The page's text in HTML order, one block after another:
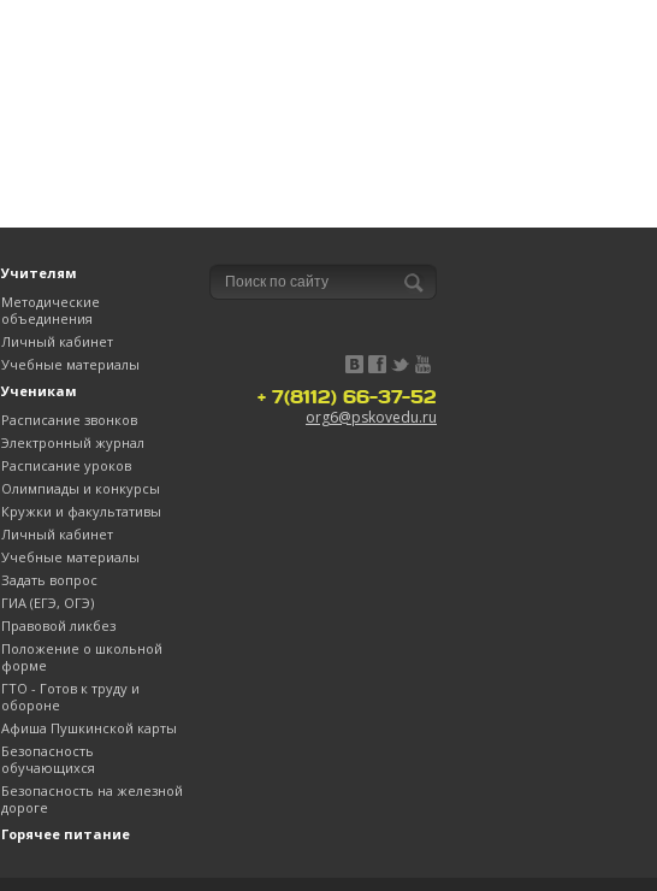
Учителям
Методические
объединения
Личный кабинет
Учебные материалы
Ученикам
Расписание звонков
Электронный журнал
Расписание уроков
Олимпиады и конкурсы
Кружки и факультативы
Личный кабинет
Учебные материалы
Задать вопрос
ГИА (ЕГЭ, ОГЭ)
Правовой ликбез
Положение о школьной
форме
ГТО - Готов к труду и
обороне
Афиша Пушкинской карты
Безопасность
обучающихся
Безопасность на железной
дороге
Горячее питание
+ 7(8112) 66-37-52
org6@pskovedu.ru